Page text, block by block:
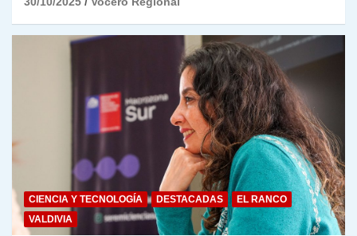
CIENCIA Y TECNOLOGÍA DESTACADAS
EL RANCO
VALDIVIA